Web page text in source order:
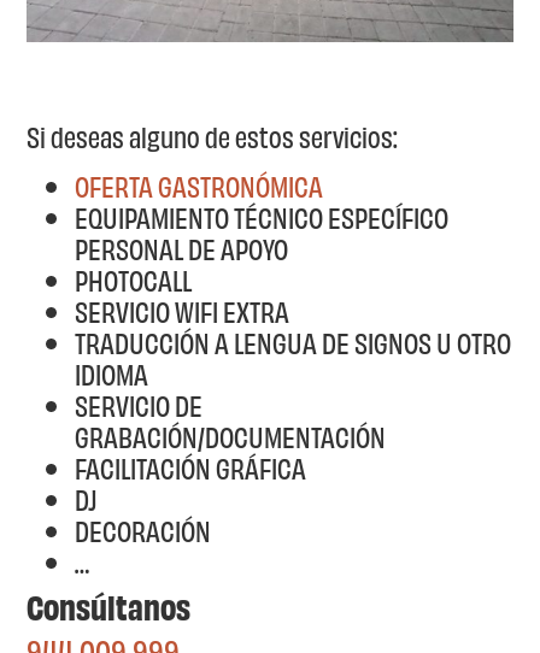
Si deseas alguno de estos servicios:
OFERTA GASTRONÓMICA
EQUIPAMIENTO TÉCNICO ESPECÍFICO
PERSONAL DE APOYO
PHOTOCALL
SERVICIO WIFI EXTRA
TRADUCCIÓN A LENGUA DE SIGNOS U OTRO
IDIOMA
SERVICIO DE
GRABACIÓN/DOCUMENTACIÓN
FACILITACIÓN GRÁFICA
DJ
DECORACIÓN
…
Consúltanos